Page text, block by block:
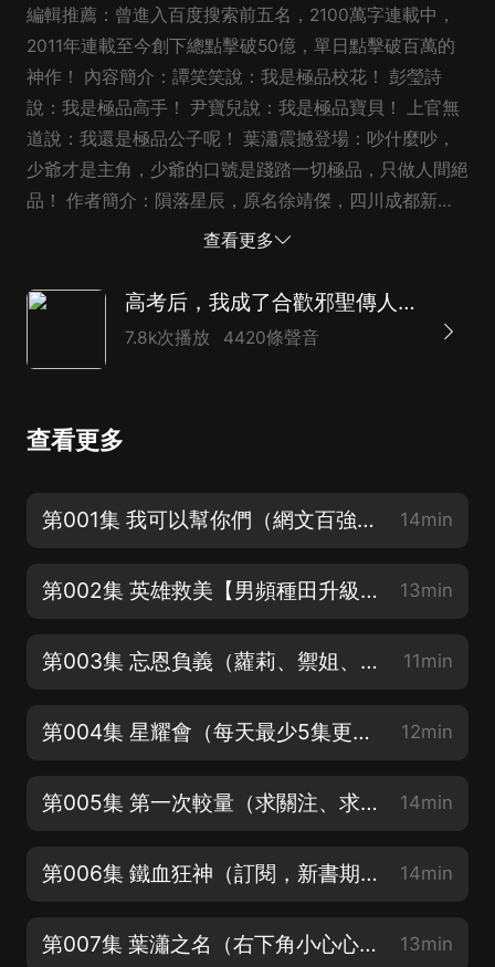
編輯推薦：曾進入百度搜索前五名，2100萬字連載中，
2011年連載至今創下總點擊破50億，單日點擊破百萬的
神作！ 內容簡介：譚笑笑說：我是極品校花！ 彭瑩詩
說：我是極品高手！ 尹寶兒說：我是極品寶貝！ 上官無
道說：我還是極品公子呢！ 葉瀟震撼登場：吵什麼吵，
少爺才是主角，少爺的口號是踐踏一切極品，只做人間絕
品！ 作者簡介：隕落星辰，原名徐靖傑，四川成都新津
人，中國作家協會會員，四川作協會員，四川網絡作協常
員。在第二、三屆橙瓜網絡文學獎評選中位列全國百強大
神。代表作有《戰魂神尊》《絕品邪少》《絕世戰祖》等
查看更多
高考后，我成了合歡邪聖傳人丨絕品邪少多女主逆襲爽文
7.8k次播放 4420條聲音
查看更多
第001集 我可以幫你們（網文百強大神作品，全網熱搜點擊50億次） 14min
第002集 英雄救美【男頻種田升級文，搜《寒門第一梟士》新書火熱更新中~】 13min
第003集 忘恩負義（蘿莉、禦姐、萌妹應有儘有！） 11min
第004集 星耀會（每天最少5集更新，喜歡就點個關注哈） 12min
第005集 第一次較量（求關注、求訂閱） 14min
第006集 鐵血狂神（訂閱，新書期全） 14min
第007集 葉瀟之名（右下角小心心走起~） 13min